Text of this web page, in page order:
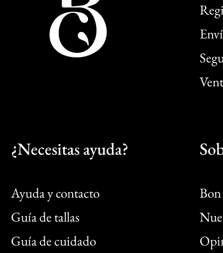
¿Necesitas ayuda?
Ayuda y contacto
Guía de tallas
Guía de cuidado
Bon